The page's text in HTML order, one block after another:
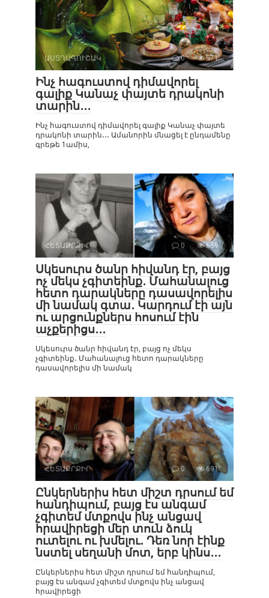
ԱՍՏՂԱԳՈՒՇԱԿ 0 571
Ինչ հագուստով դիմավորել
գալիք Կանաչ փայտե դրակոնի
տարին․․․
Ինչ հագուստով դիմավորել գալիք Կանաչ փայտե
դրակոնի տարին․․․ Ամանորին մնացել է ընդամենը
գրեթե 1ամիս,
ՀԵՏԱՔՐՔԻՐ 0 659
Սկեսուրս ծանր հիվանդ էր, բայց
ոչ մեկս չգիտեինք․ Մահանալուց
հետո դարակները դասավորելիս
մի նամակ գտա․ Կարդում էի այն
ու արցունքներս հոսում էին
աչքերիցս․․․
Սկեսուրս ծանր հիվանդ էր, բայց ոչ մեկս
չգիտեինք․ Մահանալուց հետո դարակները
դասավորելիս մի նամակ
ՀԵՏԱՔՐՔԻՐ 0 691
Ընկերներիս հետ միշտ դրսում եմ
հանդիպում, բայց էս անգամ
չգիտեմ մտքովս ինչ անցավ
հրավիրեցի մեր տուն ձուկ
ուտելու ու խմելու․ Դեռ նոր էինք
նստել սեղանի մոտ, երբ կինս․․․
Ընկերներիս հետ միշտ դրսում եմ հանդիպում,
բայց էս անգամ չգիտեմ մտքովս ինչ անցավ
հրավիրեցի